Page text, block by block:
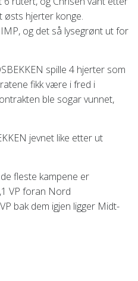
østs hjerter konge.
og det så lysegrønt ut for
spille 4 hjerter som
fikk være i fred i
ble sogar vunnet,
jevnet like etter ut
fleste kampene er
VP foran Nord
bak dem igjen ligger Midt-